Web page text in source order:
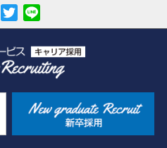
Facebook
Twitter